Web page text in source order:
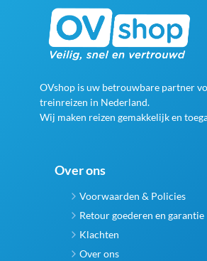
productpagina
OVshop is uw betrouwbare partner
treinreizen in Nederland.
Wij maken reizen gemakkelijk en
Over ons
Voorwaarden & Policies
Retour goederen en garantie
Klachten
Over ons